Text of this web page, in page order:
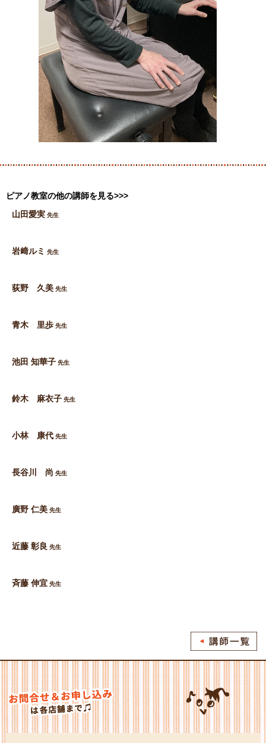
ピアノ教室の他の講師を見る>>>
山田愛実 先生
岩﨑ルミ 先生
荻野 久美 先生
青木 里歩 先生
池田 知華子 先生
鈴木 麻衣子 先生
小林 康代 先生
長谷川 尚 先生
廣野 仁美 先生
近藤 彰良 先生
斉藤 伸宜 先生